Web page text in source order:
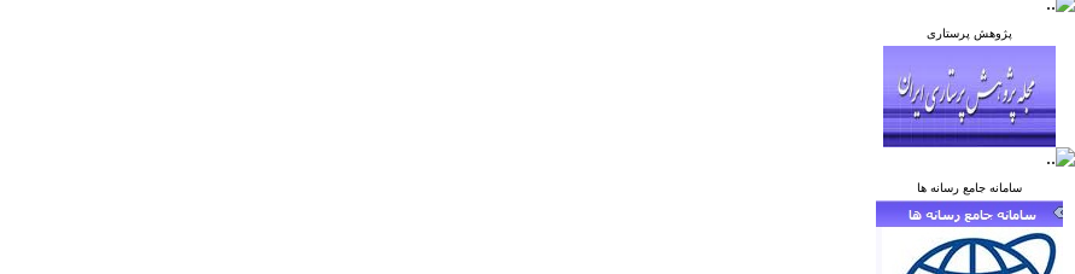
پژوهش پرستاری
سامانه جامع رسانه ها